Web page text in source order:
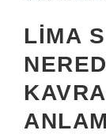
LIMA